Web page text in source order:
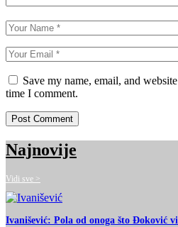
Save my name, email, and
time I comment.
Najnovije
Vidi sve >
Ivanišević: Pola od onoga što Đoković